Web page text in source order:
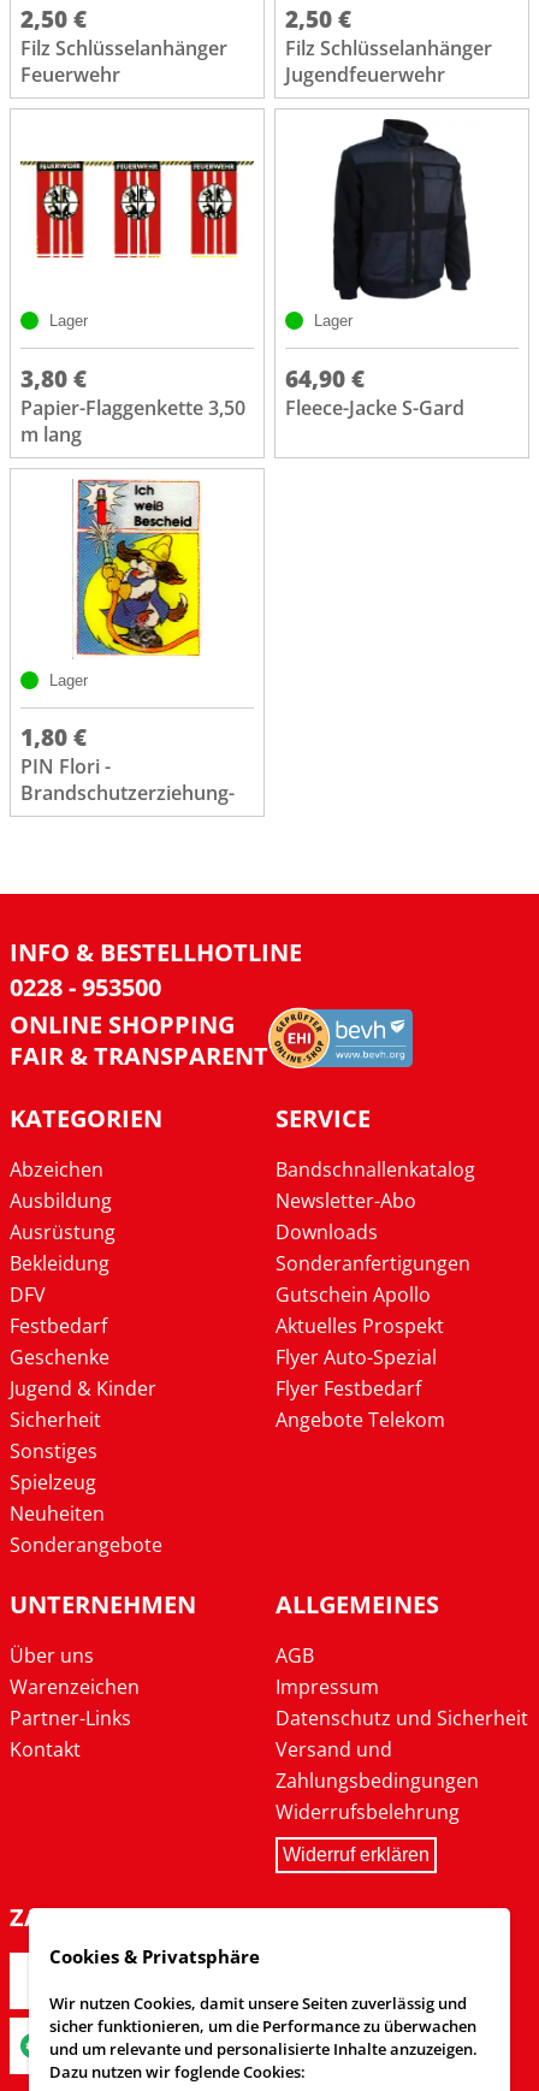
2,50 €
Filz Schlüsselanhänger
Feuerwehr
2,50 €
Filz Schlüsselanhänger
Jugendfeuerwehr
Lager
3,80 €
Papier-Flaggenkette 3,50
m lang
Lager
64,90 €
Fleece-Jacke S-Gard
Lager
1,80 €
PIN Flori -
Brandschutzerziehung-
INFO & BESTELLHOTLINE
0228 - 953500
ONLINE SHOPPING
FAIR & TRANSPARENT
KATEGORIEN
Abzeichen
Ausbildung
Ausrüstung
Bekleidung
DFV
Festbedarf
Geschenke
Jugend & Kinder
Sicherheit
Sonstiges
Spielzeug
Neuheiten
Sonderangebote
SERVICE
Bandschnallenkatalog
Newsletter-Abo
Downloads
Sonderanfertigungen
Gutschein Apollo
Aktuelles Prospekt
Flyer Auto-Spezial
Flyer Festbedarf
Angebote Telekom
UNTERNEHMEN
Über uns
Warenzeichen
Partner-Links
Kontakt
ALLGEMEINES
AGB
Impressum
Datenschutz und Sicherheit
Versand und
Zahlungsbedingungen
Widerrufsbelehrung
Widerruf erklären
ZAHLARTEN
Cookies & Privatsphäre
Wir nutzen Cookies, damit unsere Seiten zuverlässig und
sicher funktionieren, um die Performance zu überwachen
und um relevante und personalisierte Inhalte anzuzeigen.
Dazu nutzen wir foglende Cookies: